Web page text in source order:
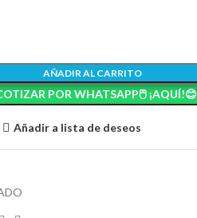
AÑADIR AL CARRITO
POR WHATSAPP🖱️ ¡AQUÍ!😊
Añadir a lista de deseos